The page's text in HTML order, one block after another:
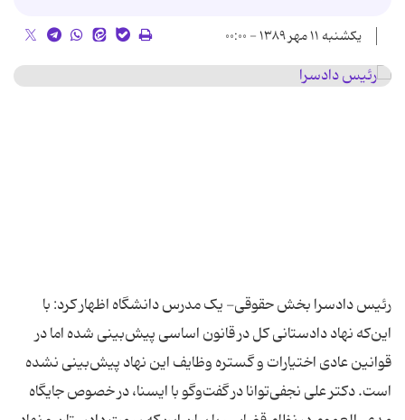
یکشنبه ۱۱ مهر ۱۳۸۹ - ۰۰:۰۰
رئیس دادسرا بخش حقوقی- یک مدرس دانشگاه اظهار کرد: با
این‌که نهاد دادستانی کل در قانون اساسی پیش‌بینی شده اما در
قوانین عادی اختیارات و گستره وظایف این نهاد پیش‌بینی نشده
است. دکتر علی نجفی‌توانا در گفت‌وگو با ایسنا، در خصوص جایگاه